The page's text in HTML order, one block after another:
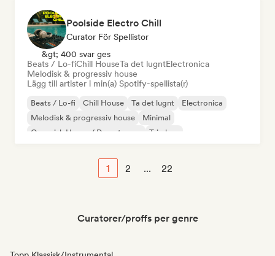
Poolside Electro Chill
Curator För Spellistor
&gt; 400 svar ges
Beats / Lo-fiChill HouseTa det lugntElectronica
Melodisk & progressiv house
Lägg till artister i min(a) Spotify-spellista(r)
Beats / Lo-fi Chill House Ta det lugnt
Electronica
Melodisk & progressiv house
Minimal
Organisk House / Downtempo
Trip hop
1 2 ... 22
Curatorer/proffs per genre